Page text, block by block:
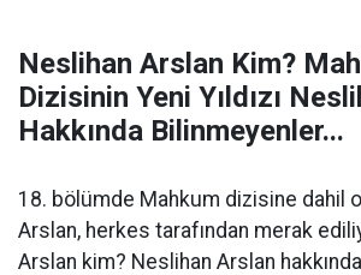
Neslihan Arslan Kim?
Dizisinin Yeni Yıldızı
Hakkında Bilinmeyenler...
18. bölümde Mahkum dizisine dahil
Arslan, herkes tarafından merak
Arslan kim? Neslihan Arslan